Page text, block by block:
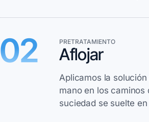
02 PRETRATAMIENTO
Aflojar
Aplicamos la
mano en los
suciedad se suelte